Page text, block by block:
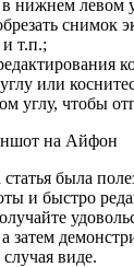
нижнем левом
снимок
т.п.;
или
углу, чтобы
была
и быстро
затем
виде.